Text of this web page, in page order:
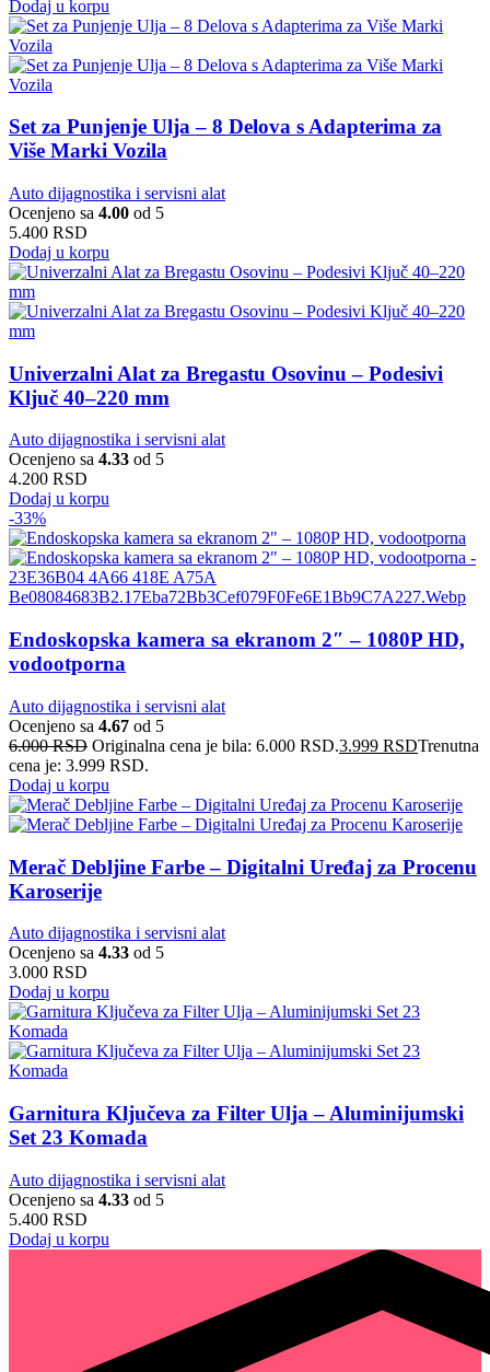
Dodaj u korpu
Set za Punjenje Ulja – 8 Delova s Adapterima za
Više Marki Vozila
Auto dijagnostika i servisni alat
Ocenjeno sa 4.00 od 5
5.400 RSD
Dodaj u korpu
Univerzalni Alat za Bregastu Osovinu – Podesivi
Ključ 40–220 mm
Auto dijagnostika i servisni alat
Ocenjeno sa 4.33 od 5
4.200 RSD
Dodaj u korpu
-33%
Endoskopska kamera sa ekranom 2″ – 1080P HD,
vodootporna
Auto dijagnostika i servisni alat
Ocenjeno sa 4.67 od 5
6.000RSD Originalna cena je bila: 6.000 RSD.3.999 RSDTrenutna
cena je: 3.999 RSD.
Dodaj u korpu
Merač Debljine Farbe – Digitalni Uređaj za Procenu
Karoserije
Auto dijagnostika i servisni alat
Ocenjeno sa 4.33 od 5
3.000 RSD
Dodaj u korpu
Garnitura Ključeva za Filter Ulja – Aluminijumski
Set 23 Komada
Auto dijagnostika i servisni alat
Ocenjeno sa 4.33 od 5
5.400 RSD
Dodaj u korpu